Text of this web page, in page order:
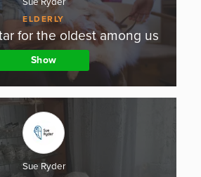
ELDERLY
for the oldest among us
Show
Sue Ryder